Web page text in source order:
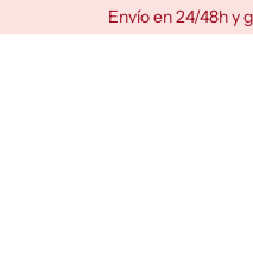
Envío en 24/48h y